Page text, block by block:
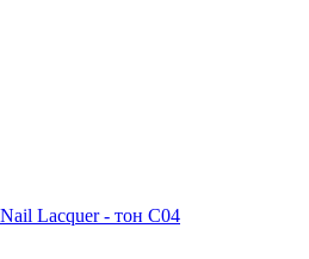
Lacquer - тон С04